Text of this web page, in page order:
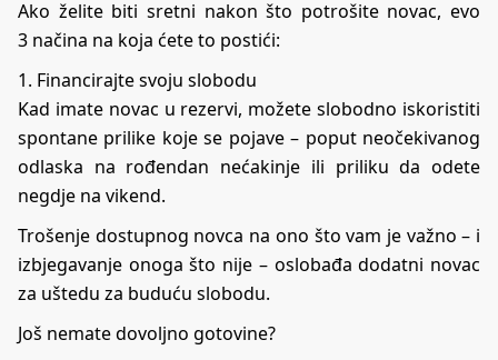
Ako želite biti sretni nakon što potrošite novac, evo
3 načina na koja ćete to postići:
1. Financirajte svoju slobodu
Kad imate novac u rezervi, možete slobodno iskoristiti
spontane prilike koje se pojave – poput neočekivanog
odlaska na rođendan nećakinje ili priliku da odete
negdje na vikend.
Trošenje dostupnog novca na ono što vam je važno – i
izbjegavanje onoga što nije – oslobađa dodatni novac
za uštedu za buduću slobodu.
Još nemate dovoljno gotovine?